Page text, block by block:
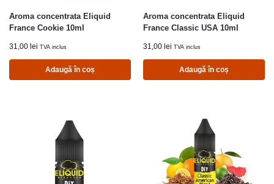
Aroma concentrata Eliquid
France Cookie 10ml
31,00 lei TVA inclus
Adaugă în coș
Aroma concentrata Eliquid
France Classic USA 10ml
31,00 lei TVA inclus
Adaugă în coș